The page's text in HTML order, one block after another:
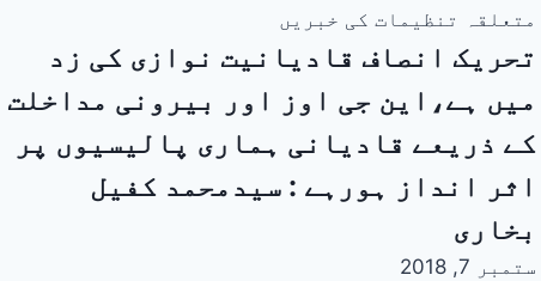
متعلقہ تنظیمات کی خبریں
تحریک انصاف قادیانیت نوازی کی زد
میں ہے،این جی اوز اور بیرونی مداخلت
کے ذریعے قادیانی ہماری پالیسیوں پر
اثر انداز ہورہے : سیدمحمد کفیل
بخاری
ستمبر 7, 2018